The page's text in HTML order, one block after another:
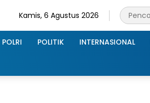
Kamis, 6 Agustus 2026
POLRI POLITIK INTERNASIONAL